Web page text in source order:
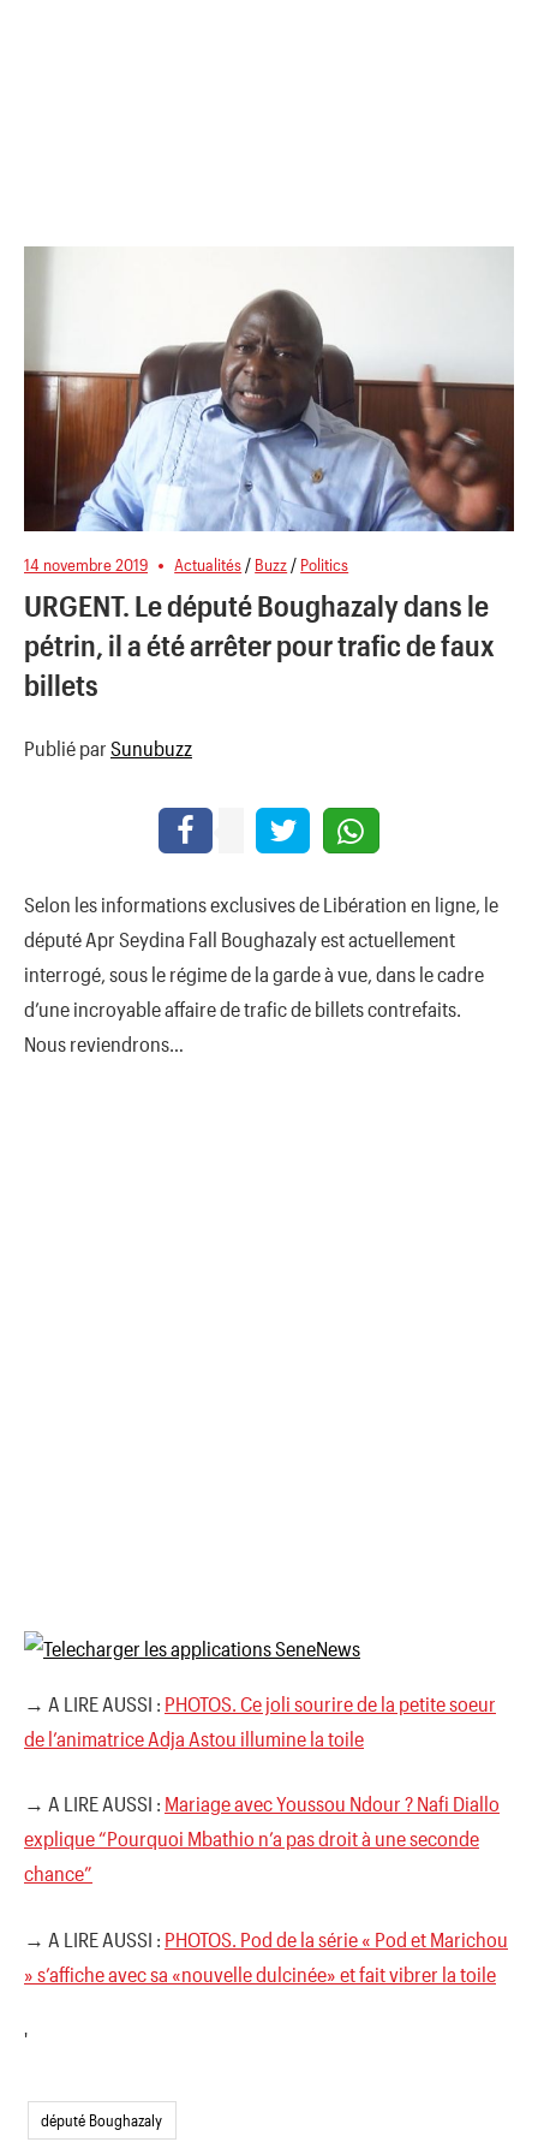
14 novembre 2019 Actualités / Buzz / Politics
URGENT. Le député Boughazaly dans le
pétrin, il a été arrêter pour trafic de faux
billets
Publié par Sunubuzz
Selon les informations exclusives de Libération en ligne, le
député Apr Seydina Fall Boughazaly est actuellement
interrogé, sous le régime de la garde à vue, dans le cadre
d’une incroyable affaire de trafic de billets contrefaits.
Nous reviendrons…
→ A LIRE AUSSI : PHOTOS. Ce joli sourire de la petite soeur
de l’animatrice Adja Astou illumine la toile
→ A LIRE AUSSI : Mariage avec Youssou Ndour ? Nafi Diallo
explique “Pourquoi Mbathio n’a pas droit à une seconde
chance”
→ A LIRE AUSSI : PHOTOS. Pod de la série « Pod et Marichou
» s’affiche avec sa «nouvelle dulcinée» et fait vibrer la toile
'
député Boughazaly